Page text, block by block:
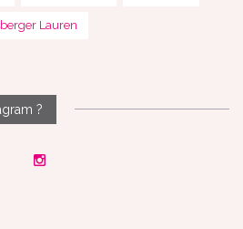
Lauren
?